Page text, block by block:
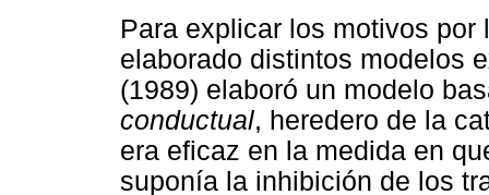
Para explicar los motivos
elaborado distintos modelos
(1989) elaboró un modelo
conductual, heredero de la
era eficaz en la medida en
suponía la inhibición de los